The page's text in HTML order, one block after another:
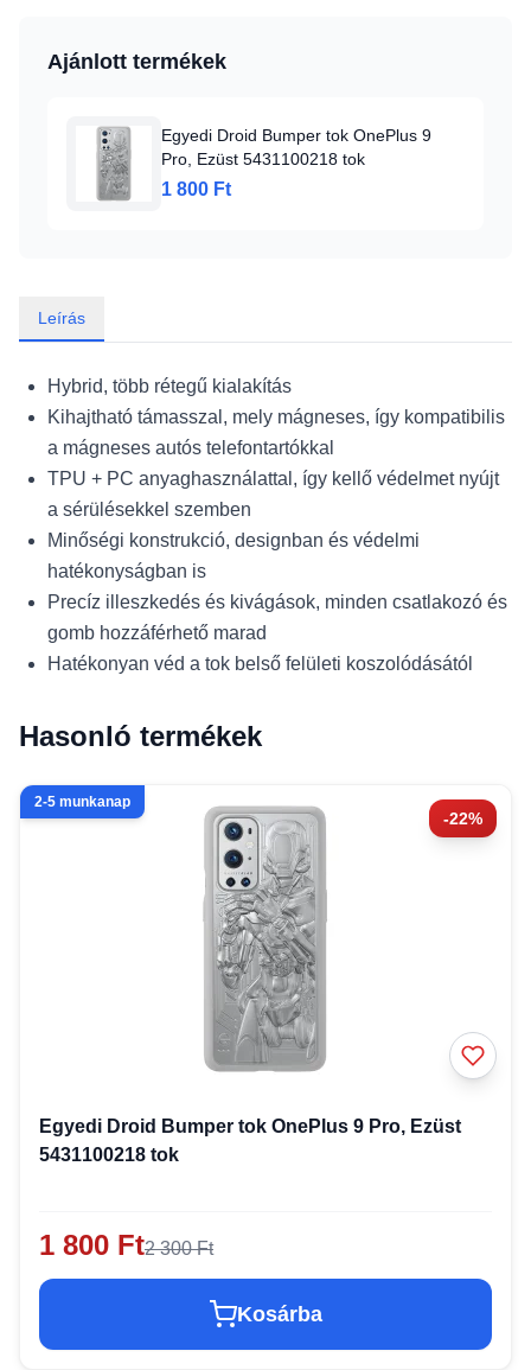
Ajánlott termékek
Egyedi Droid Bumper tok OnePlus 9
Pro, Ezüst 5431100218 tok
1 800 Ft
Leírás
Hybrid, több rétegű kialakítás
Kihajtható támasszal, mely mágneses, így kompatibilis
a mágneses autós telefontartókkal
TPU + PC anyaghasználattal, így kellő védelmet nyújt
a sérülésekkel szemben
Minőségi konstrukció, designban és védelmi
hatékonyságban is
Precíz illeszkedés és kivágások, minden csatlakozó és
gomb hozzáférhető marad
Hatékonyan véd a tok belső felületi koszolódásától
Hasonló termékek
-22%
2-5 munkanap
Egyedi Droid Bumper tok OnePlus 9 Pro, Ezüst
5431100218 tok
1 800 Ft2 300 Ft
Kosárba